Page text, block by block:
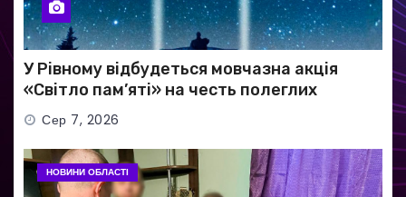
У Рівному відбудеться мовчазна акція
«Світло пам’яті» на честь полеглих
Захисників
Сер 7, 2026
НОВИНИ ОБЛАСТІ